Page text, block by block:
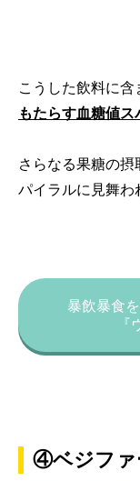
こうした飲料に含
もたらす血糖値
さらなる果糖の
パイラルに見舞わ
暴飲暴食
④ベジファ